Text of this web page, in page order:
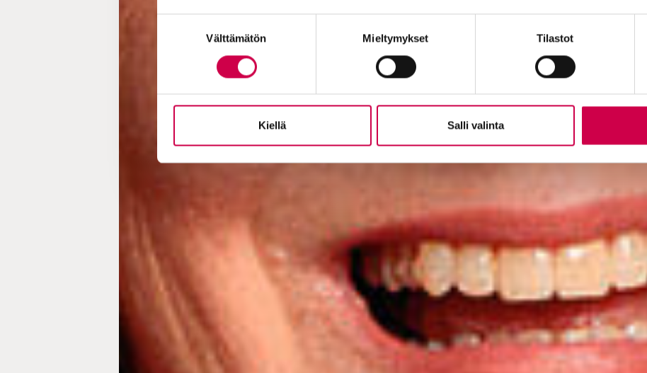
Välttämätön Mieltymykset Tilastot
Kiellä Salli valinta